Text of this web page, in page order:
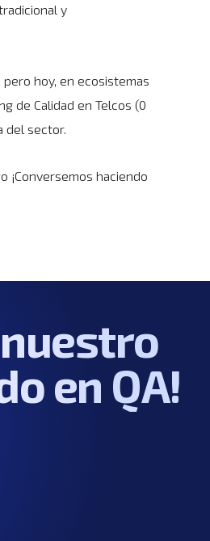
y
hoy, en ecosistemas
de Calidad en Telcos (0
del sector.
¡Conversemos haciendo
en QA!